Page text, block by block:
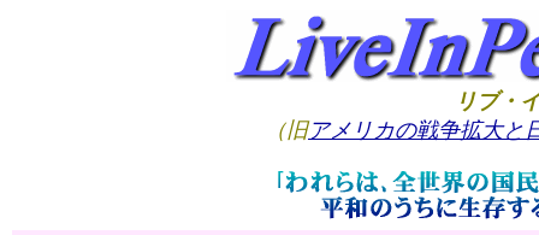
リブ・
（旧アメリカの戦争拡大と